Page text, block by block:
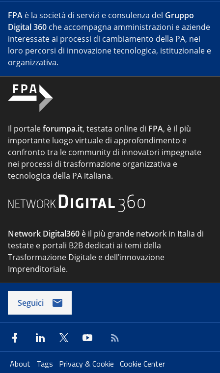
FPA è la società di servizi e consulenza del Gruppo
Digital 360 che accompagna amministrazioni e aziende
interessate ai processi di cambiamento della PA, nei
loro percorsi di innovazione tecnologica, istituzionale e
organizzativa.
Il portaleforumpa.it, testata online di FPA, è il più
importante luogo virtuale di approfondimento e
confronto tra le community di innovatori impegnate
nei processi di trasformazione organizzativa e
tecnologica della PA italiana.
Network Digital360 è il più grande network in Italia di
testate e portali B2B dedicati ai temi della
Trasformazione Digitale e dell'innovazione
Imprenditoriale.
Seguici
About Tags Privacy & Cookie Cookie Center